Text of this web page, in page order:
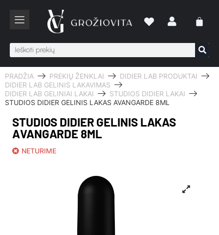
PRADŽIA PREKIŲ ŽENKLAI
DIDIER LAB PRODUKTAI
DIDIER LAB GELINIS LAKAVIMAS
DIDIER LAB GELINIAI LAKAI
STUDIOS DIDIER LAKAI
STUDIOS DIDIER GELINIS LAKAS AVANGARDE 8ML
STUDIOS DIDIER GELINIS LAKAS
AVANGARDE 8ML
NETURIME